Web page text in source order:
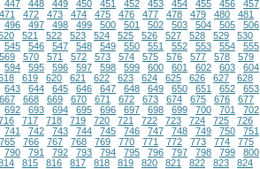
447 448 449 450 451 452 453 454 455 456 457
471 472 473 474 475 476 477 478 479 480 481
496 497 498 499 500 501 502 503 504 505 506
521 522 523 524 525 526 527 528 529 530
545 546 547 548 549 550 551 552 553 554 555
569 570 571 572 573 574 575 576 577 578 579
594 595 596 597 598 599 600 601 602 603 604
619 620 621 622 623 624 625 626 627 628
643 644 645 646 647 648 649 650 651 652 653
667 668 669 670 671 672 673 674 675 676 677
692 693 694 695 696 697 698 699 700 701 702
717 718 719 720 721 722 723 724 725 726
741 742 743 744 745 746 747 748 749 750 751
765 766 767 768 769 770 771 772 773 774 775
790 791 792 793 794 795 796 797 798 799 800
815 816 817 818 819 820 821 822 823 824